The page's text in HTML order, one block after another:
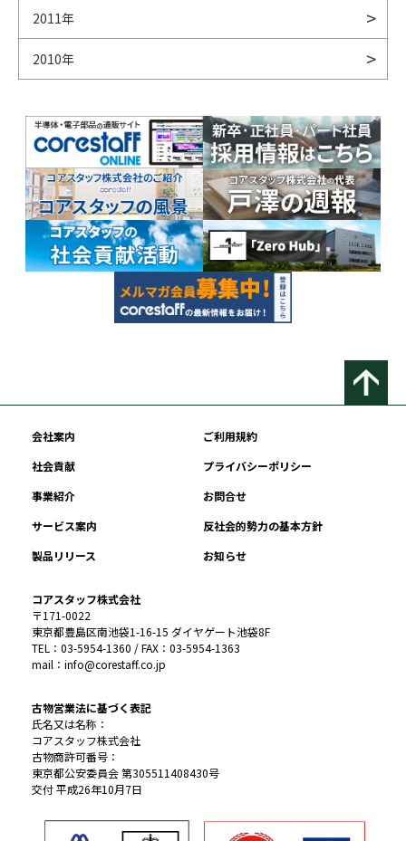
2011年
2010年
会社案内
ご利用規約
社会貢献
プライバシーポリシー
事業紹介
お問合せ
サービス案内
反社会的勢力の基本方針
製品リリース
お知らせ
コアスタッフ株式会社
〒171-0022
東京都豊島区南池袋1-16-15 ダイヤゲート池袋8F
TEL：03-5954-1360 / FAX：03-5954-1363
mail：info@corestaff.co.jp
古物営業法に基づく表記
氏名又は名称：
コアスタッフ株式会社
古物商許可番号：
東京都公安委員会 第305511408430号
交付 平成26年10月7日